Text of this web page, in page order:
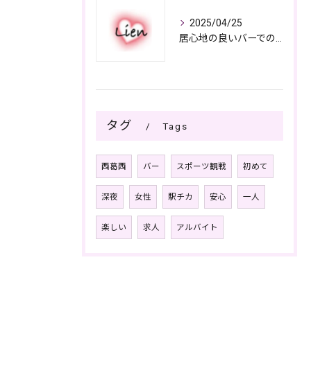
2025/04/25
タグ Tags
西葛西 バー スポーツ観戦 初めて
深夜 女性 駅チカ 安心 一人
楽しい 求人 アルバイト